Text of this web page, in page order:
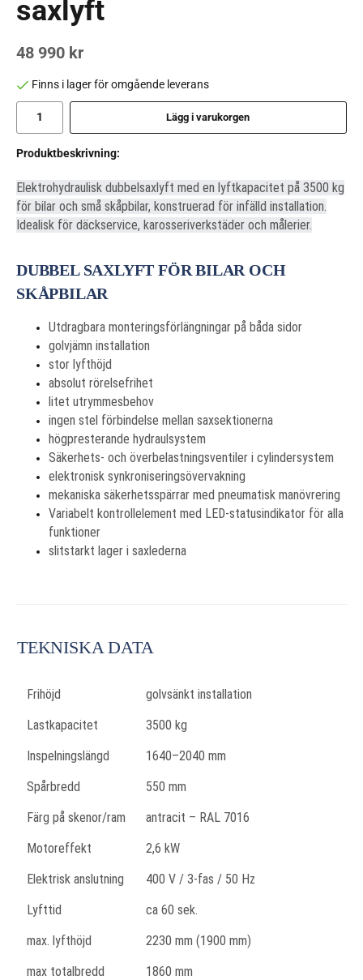
saxlyft
48 990 kr
Finns i lager för omgående leverans
Lägg i varukorgen
Produktbeskrivning:
Elektrohydraulisk dubbelsaxlyft med en lyftkapacitet på 3500 kg
för bilar och små skåpbilar, konstruerad för infälld installation.
Idealisk för däckservice, karosseriverkstäder och målerier.
DUBBEL SAXLYFT FÖR BILAR OCH
SKÅPBILAR
Utdragbara monteringsförlängningar på båda sidor
golvjämn installation
stor lyfthöjd
absolut rörelsefrihet
litet utrymmesbehov
ingen stel förbindelse mellan saxsektionerna
högpresterande hydraulsystem
Säkerhets- och överbelastningsventiler i cylindersystem
elektronisk synkroniseringsövervakning
mekaniska säkerhetsspärrar med pneumatisk manövrering
Variabelt kontrollelement med LED-statusindikator för alla
funktioner
slitstarkt lager i saxlederna
TEKNISKA DATA
Frihöjd
golvsänkt installation
Lastkapacitet
3500 kg
Inspelningslängd
1640–2040 mm
Spårbredd
550 mm
Färg på skenor/ram
antracit – RAL 7016
Motoreffekt
2,6 kW
Elektrisk anslutning
400 V / 3-fas / 50 Hz
Lyfttid
ca 60 sek.
max. lyfthöjd
2230 mm (1900 mm)
max totalbredd
1860 mm